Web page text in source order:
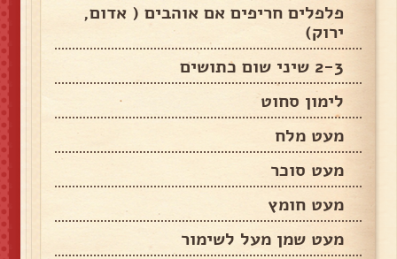
פלפלים חריפים אם אוהבים ( אדום,
ירוק)
2-3 שיני שום כתושים
לימון סחוט
מעט מלח
מעט סוכר
מעט חומץ
מעט שמן מעל לשימור